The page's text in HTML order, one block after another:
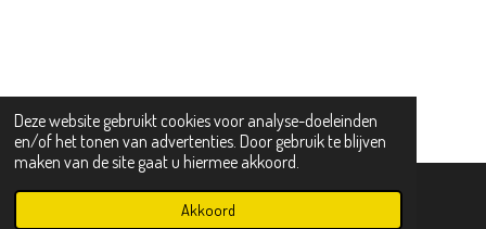
Deze website gebruikt cookies voor analyse-doeleinden
en/of het tonen van advertenties. Door gebruik te blijven
maken van de site gaat u hiermee akkoord.
Akkoord
Telefoonnummer